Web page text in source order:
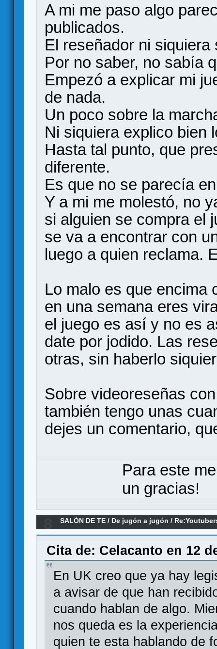
A mi me paso algo
publicados.
El reseñador ni
Por no saber, no sabía
Empezó a explicar mi
de nada.
Un poco sobre la
Ni siquiera explico bien
Hasta tal punto, que
diferente.
Es que no se parecía
Y a mi me molestó, no
si alguien se compra el
se va a encontrar con
luego a quien reclama.
Lo malo es que encima
en una semana eres
el juego es así y no es
date por jodido. Las
otras, sin haberlo
Sobre videoreseñas
también tengo unas
dejes un comentario,
Para este
un gracias!
SALÓN DE TE / De jugón a jugón /
Cita de: Celacanto en 12
En UK creo que ya hay
a avisar de que han
cuando hablan de algo.
nos queda es la
quien te esta hablando de